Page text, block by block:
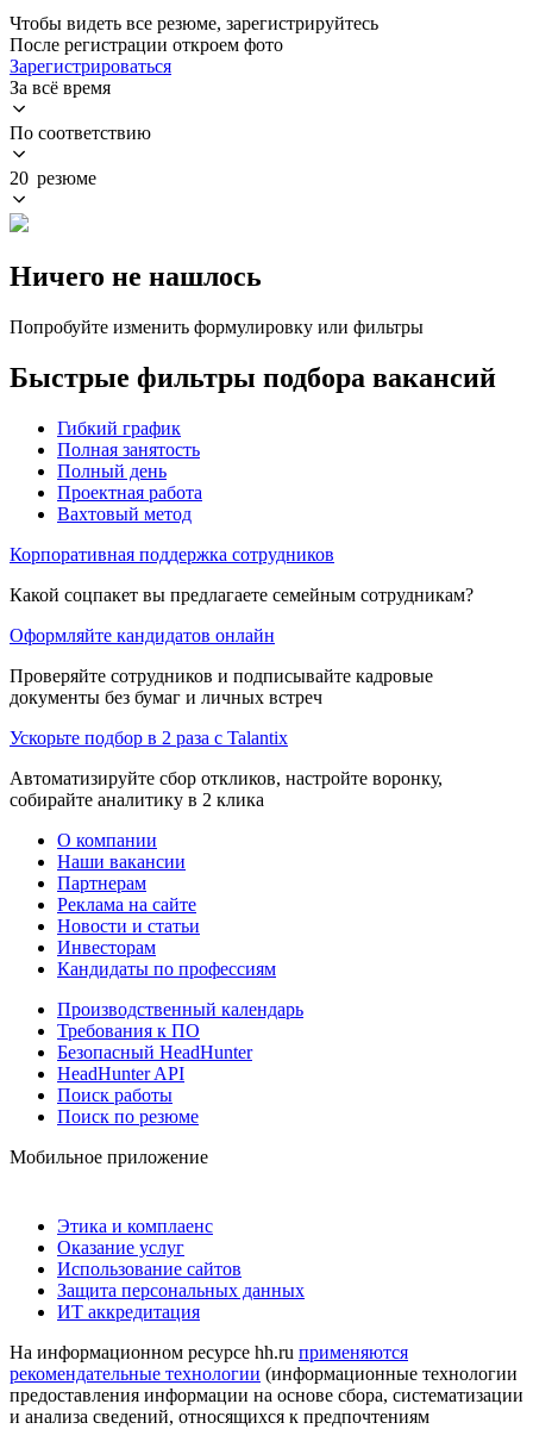
Чтобы видеть все резюме, зарегистрируйтесь
После регистрации откроем фото
Зарегистрироваться
За всё время
По соответствию
20 резюме
Ничего не нашлось
Попробуйте изменить формулировку или фильтры
Быстрые фильтры подбора вакансий
Гибкий график
Полная занятость
Полный день
Проектная работа
Вахтовый метод
Корпоративная поддержка сотрудников
Какой соцпакет вы предлагаете семейным сотрудникам?
Оформляйте кандидатов онлайн
Проверяйте сотрудников и подписывайте кадровые
документы без бумаг и личных встреч
Ускорьте подбор в 2 раза с Talantix
Автоматизируйте сбор откликов, настройте воронку,
собирайте аналитику в 2 клика
О компании
Наши вакансии
Партнерам
Реклама на сайте
Новости и статьи
Инвесторам
Кандидаты по профессиям
Производственный календарь
Требования к ПО
Безопасный HeadHunter
HeadHunter API
Поиск работы
Поиск по резюме
Мобильное приложение
Этика и комплаенс
Оказание услуг
Использование сайтов
Защита персональных данных
ИТ аккредитация
На информационном ресурсе hh.ru применяются
рекомендательные технологии (информационные технологии
предоставления информации на основе сбора, систематизации
и анализа сведений, относящихся к предпочтениям